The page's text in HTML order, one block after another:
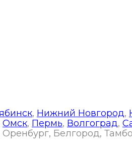
, Нижний Новгород,
Омск, Пермь, Волгоград,
Белгород,